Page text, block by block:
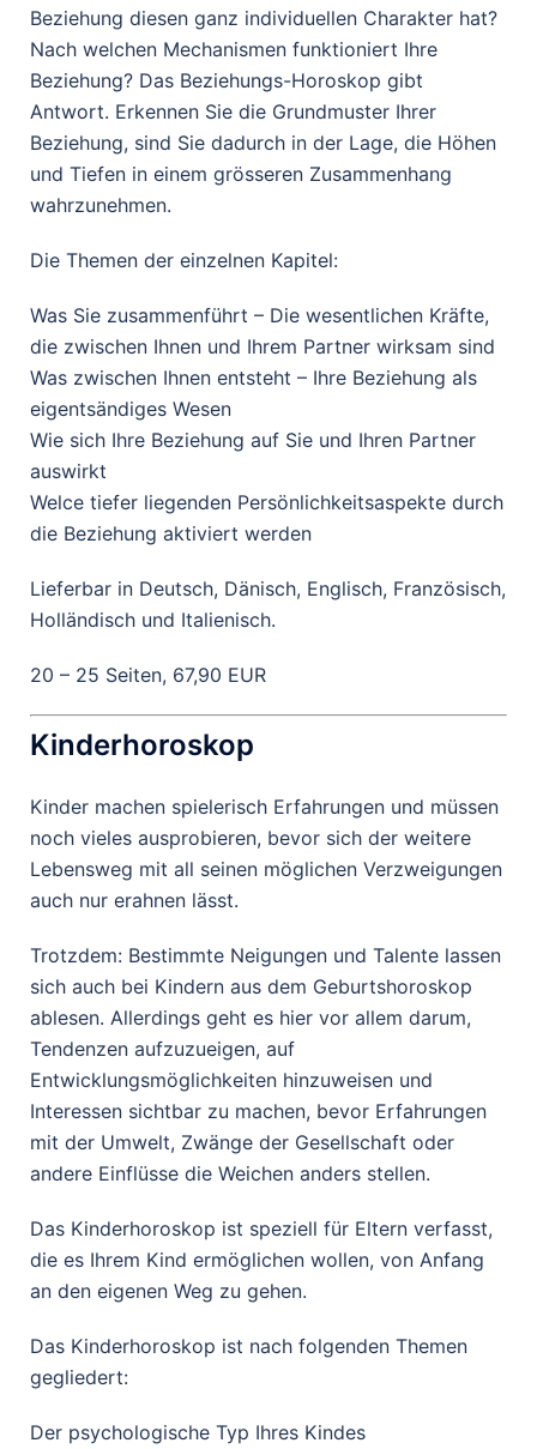
Beziehung diesen ganz individuellen Charakter hat?
Nach welchen Mechanismen funktioniert Ihre
Beziehung? Das Beziehungs-Horoskop gibt
Antwort. Erkennen Sie die Grundmuster Ihrer
Beziehung, sind Sie dadurch in der Lage, die Höhen
und Tiefen in einem grösseren Zusammenhang
wahrzunehmen.
Die Themen der einzelnen Kapitel:
Was Sie zusammenführt – Die wesentlichen Kräfte,
die zwischen Ihnen und Ihrem Partner wirksam sind
Was zwischen Ihnen entsteht – Ihre Beziehung als
eigentsändiges Wesen
Wie sich Ihre Beziehung auf Sie und Ihren Partner
auswirkt
Welce tiefer liegenden Persönlichkeitsaspekte durch
die Beziehung aktiviert werden
Lieferbar in Deutsch, Dänisch, Englisch, Französisch,
Holländisch und Italienisch.
20 – 25 Seiten, 67,90 EUR
Kinderhoroskop
Kinder machen spielerisch Erfahrungen und müssen
noch vieles ausprobieren, bevor sich der weitere
Lebensweg mit all seinen möglichen Verzweigungen
auch nur erahnen lässt.
Trotzdem: Bestimmte Neigungen und Talente lassen
sich auch bei Kindern aus dem Geburtshoroskop
ablesen. Allerdings geht es hier vor allem darum,
Tendenzen aufzuzueigen, auf
Entwicklungsmöglichkeiten hinzuweisen und
Interessen sichtbar zu machen, bevor Erfahrungen
mit der Umwelt, Zwänge der Gesellschaft oder
andere Einflüsse die Weichen anders stellen.
Das Kinderhoroskop ist speziell für Eltern verfasst,
die es Ihrem Kind ermöglichen wollen, von Anfang
an den eigenen Weg zu gehen.
Das Kinderhoroskop ist nach folgenden Themen
gegliedert:
Der psychologische Typ Ihres Kindes